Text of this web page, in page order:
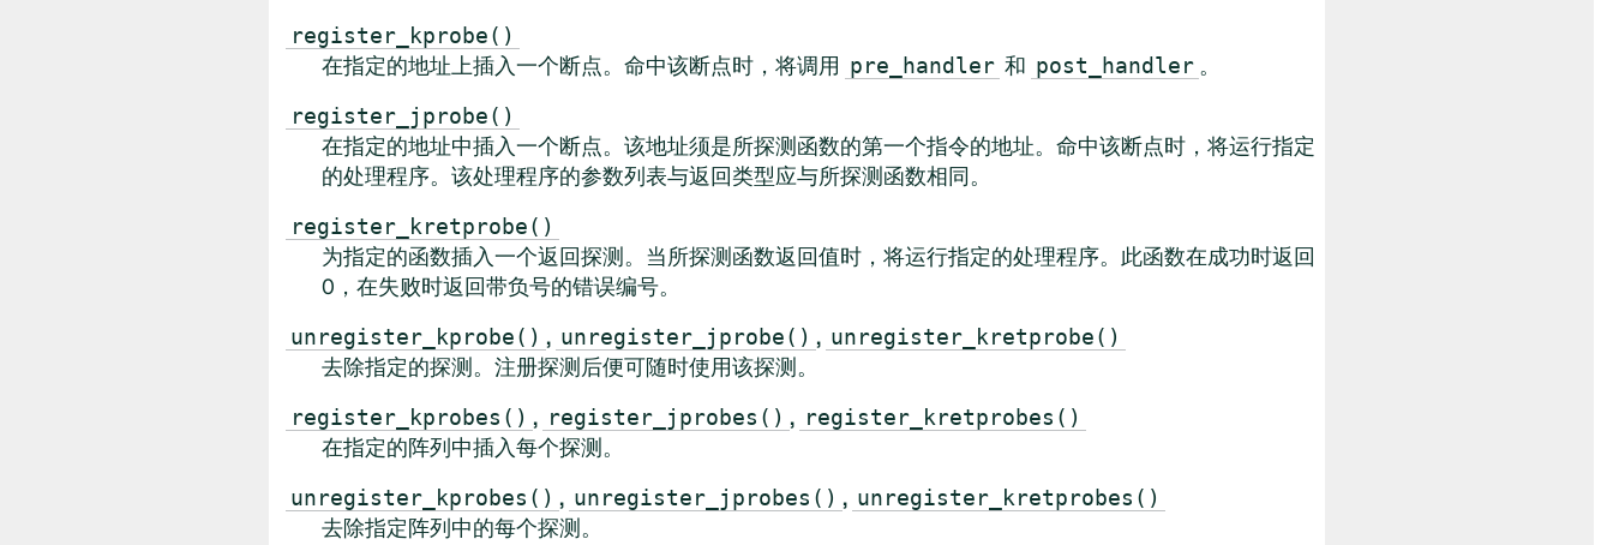
register_kprobe()
在指定的地址上插入一个断点。命中该断点时，将调用 pre_handler 和 post_handler 。
register_jprobe()
在指定的地址中插入一个断点。该地址须是所探测函数的第一个指令的地址。命中该断点时，将运行指定
的处理程序。该处理程序的参数列表与返回类型应与所探测函数相同。
register_kretprobe()
为指定的函数插入一个返回探测。当所探测函数返回值时，将运行指定的处理程序。此函数在成功时返回
0，在失败时返回带负号的错误编号。
unregister_kprobe() , unregister_jprobe() , unregister_kretprobe()
去除指定的探测。注册探测后便可随时使用该探测。
register_kprobes() , register_jprobes() , register_kretprobes()
在指定的阵列中插入每个探测。
unregister_kprobes() , unregister_jprobes() , unregister_kretprobes()
去除指定阵列中的每个探测。